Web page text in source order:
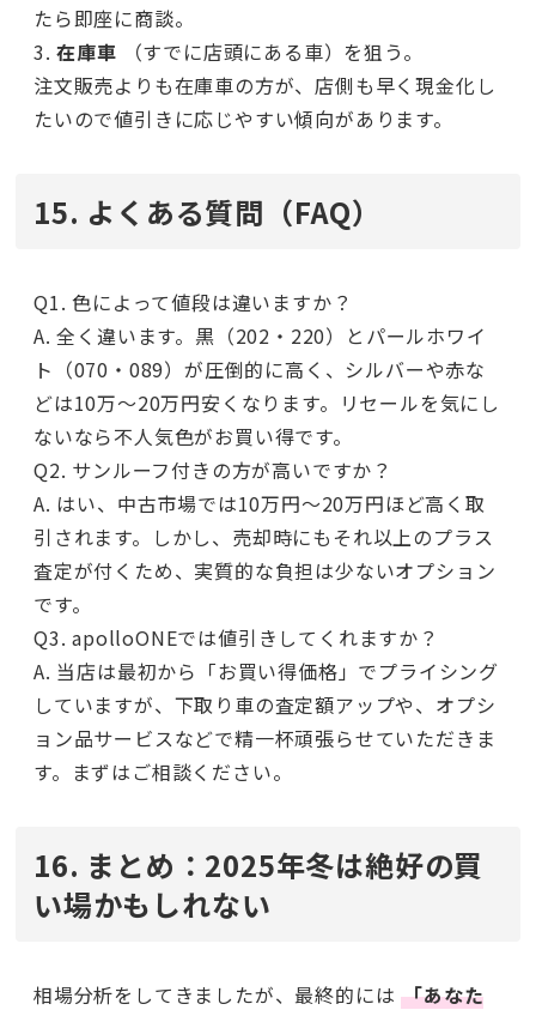
たら即座に商談。
3.在庫車
（すでに店頭にある車）を狙う。
注文販売よりも在庫車の方が、店側も早く現金化し
たいので値引きに応じやすい傾向があります。
15. よくある質問（FAQ）
Q1. 色によって値段は違いますか？
A. 全く違います。黒（202・220）とパールホワイ
ト（070・089）が圧倒的に高く、シルバーや赤な
どは10万〜20万円安くなります。リセールを気にし
ないなら不人気色がお買い得です。
Q2. サンルーフ付きの方が高いですか？
A. はい、中古市場では10万円〜20万円ほど高く取
引されます。しかし、売却時にもそれ以上のプラス
査定が付くため、実質的な負担は少ないオプション
です。
Q3. apolloONEでは値引きしてくれますか？
A. 当店は最初から「お買い得価格」でプライシング
していますが、下取り車の査定額アップや、オプシ
ョン品サービスなどで精一杯頑張らせていただきま
す。まずはご相談ください。
16. まとめ：2025年冬は絶好の買
い場かもしれない
相場分析をしてきましたが、最終的には「あなた